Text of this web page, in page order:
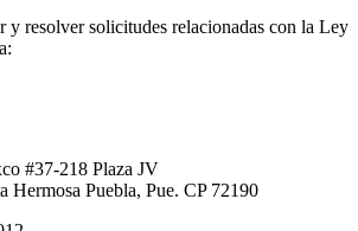
y resolver solicitudes relacionadas con la Ley
#37-218 Plaza JV
Hermosa Puebla, Pue. CP 72190